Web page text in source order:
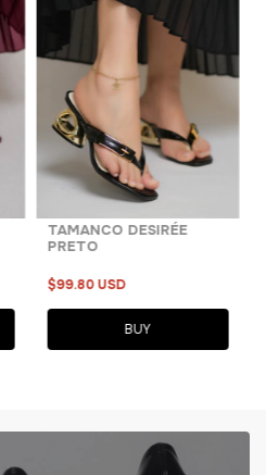
TAMANCO DESIRÉE
PRETO
$99.80 USD
BUY